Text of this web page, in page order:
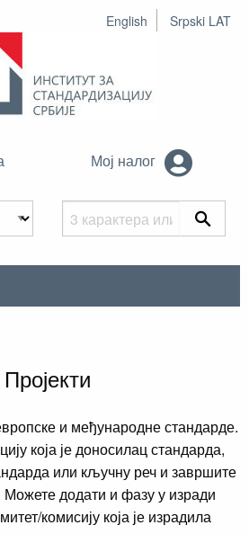
English Srpski LAT
Мој налог
Пројекти
и међународне стандарде.
која је доносилац стандарда,
или кључну реч и завршите
додати и фазу у изради
комисију која је израдила